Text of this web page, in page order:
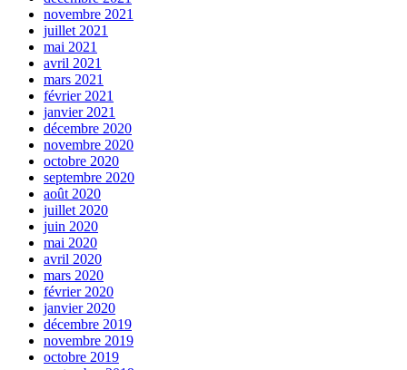
novembre 2021
juillet 2021
mai 2021
avril 2021
mars 2021
février 2021
janvier 2021
décembre 2020
novembre 2020
octobre 2020
septembre 2020
août 2020
juillet 2020
juin 2020
mai 2020
avril 2020
mars 2020
février 2020
janvier 2020
décembre 2019
novembre 2019
octobre 2019